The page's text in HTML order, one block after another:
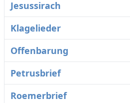
Jesussirach
Klagelieder
Offenbarung
Petrusbrief
Roemerbrief